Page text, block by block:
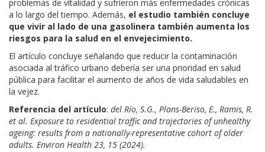
problemas de vitalidad y sufrieron más enfermedades crónicas
a lo largo del tiempo. Además, el estudio también concluye
que vivir al lado de una gasolinera también aumenta los
riesgos para la salud en el envejecimiento.
El artículo concluye señalando que reducir la contaminación
asociada al tráfico urbano debería ser una prioridad en salud
pública para facilitar el aumento de años de vida saludables en
la vejez.
Referencia del artículo: del Río, S.G., Plans-Beriso, E., Ramis, R.
et al. Exposure to residential traffic and trajectories of unhealthy
ageing: results from a nationally-representative cohort of older
adults. Environ Health 23, 15 (2024).